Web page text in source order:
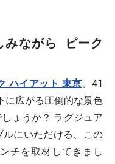
みながら ピーク
ハイアット 東京。41
に広がる圧倒的な景色
ょうか？ ラグジュア
ルにいただける、この
チを取材してきまし